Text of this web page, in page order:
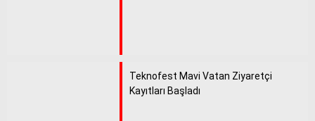
Teknofest Mavi Vatan Ziyaretçi
Kayıtları Başladı